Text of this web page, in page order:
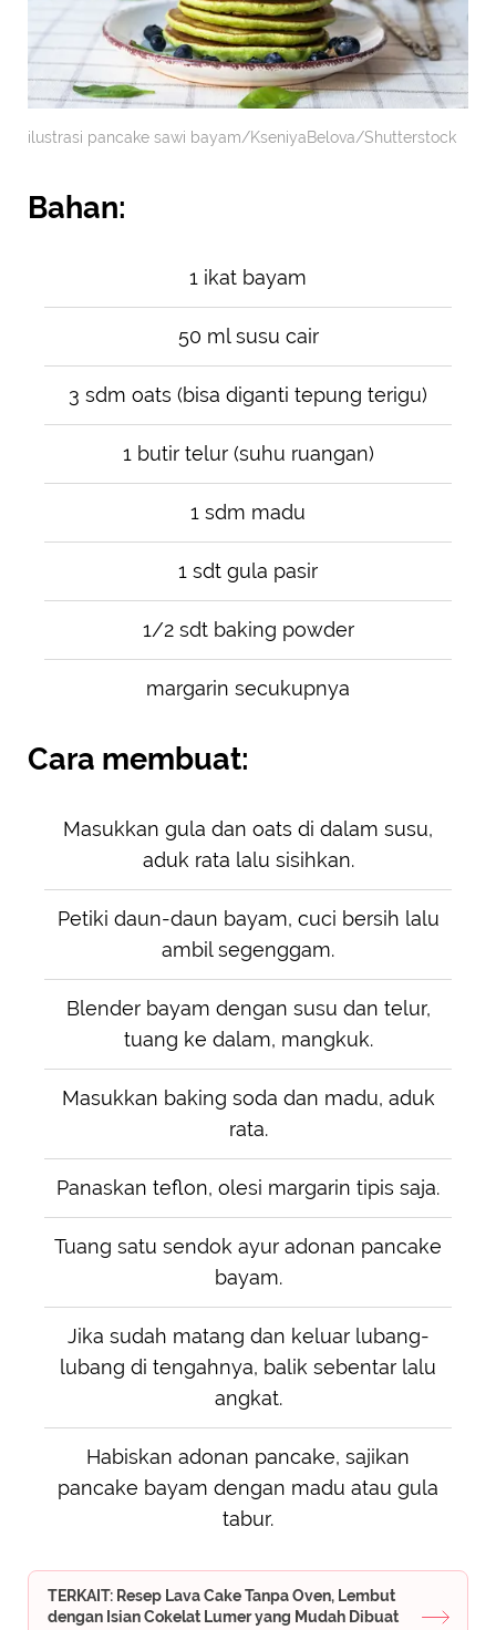
ilustrasi pancake sawi bayam/KseniyaBelova/Shutterstock
Bahan:
1 ikat bayam
50 ml susu cair
3 sdm oats (bisa diganti tepung terigu)
1 butir telur (suhu ruangan)
1 sdm madu
1 sdt gula pasir
1/2 sdt baking powder
margarin secukupnya
Cara membuat:
Masukkan gula dan oats di dalam susu,
aduk rata lalu sisihkan.
Petiki daun-daun bayam, cuci bersih lalu
ambil segenggam.
Blender bayam dengan susu dan telur,
tuang ke dalam, mangkuk.
Masukkan baking soda dan madu, aduk
rata.
Panaskan teflon, olesi margarin tipis saja.
Tuang satu sendok ayur adonan pancake
bayam.
Jika sudah matang dan keluar lubang-
lubang di tengahnya, balik sebentar lalu
angkat.
Habiskan adonan pancake, sajikan
pancake bayam dengan madu atau gula
tabur.
TERKAIT: Resep Lava Cake Tanpa Oven, Lembut
dengan Isian Cokelat Lumer yang Mudah Dibuat